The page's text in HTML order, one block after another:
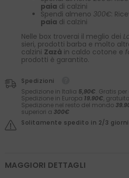
paia di calzini
Spendi almeno 300€:
paia di calzini
Nelle box troverai il meglio dei
sieri, prodotti barba e molto
calzini Zazà in caldo cotone e
prodotti è garantito.
Spedizioni
Spedizione in Italia 5,90€. Gratis
Spedizione in Europa 19.90€,
Spedizione nel resto del mondo
superiori a 300€
Solitamente spedito in 2/3
MAGGIORI DETTAGLI